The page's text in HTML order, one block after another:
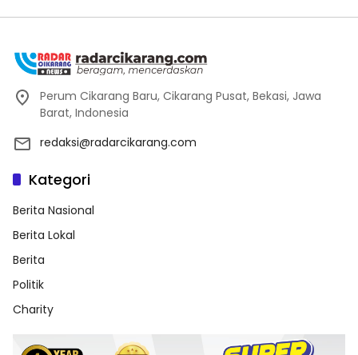
Perum Cikarang Baru, Cikarang Pusat, Bekasi, Jawa
Barat, Indonesia
redaksi@radarcikarang.com
Kategori
Berita Nasional
Berita Lokal
Berita
Politik
Charity